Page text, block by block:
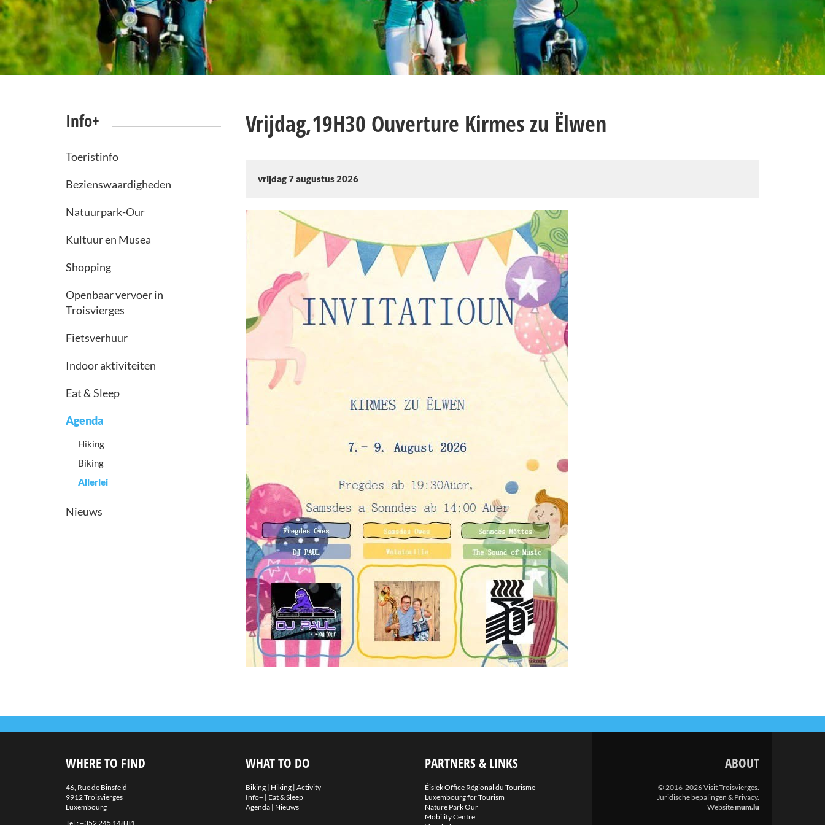
Info+
Toeristinfo
Bezienswaardigheden
Natuurpark-Our
Kultuur en Musea
Shopping
Openbaar vervoer in
Troisvierges
Fietsverhuur
Indoor aktiviteiten
Eat & Sleep
Agenda
Hiking
Biking
Allerlei
Nieuws
Vrijdag,19H30 Ouverture Kirmes zu Ëlwen
vrijdag 7 augustus 2026
WHERE TO FIND
46, Rue de Binsfeld
9912 Troisvierges
Luxembourg
Tel.:+352 245 148 81
WHAT TO DO
Biking| Hiking| Activity
Info+| Eat & Sleep
Agenda| Nieuws
PARTNERS & LINKS
Éislek Office Régional du Tourisme
Luxembourg for Tourism
Nature Park Our
Mobility Centre
ABOUT
© 2016-2026 Visit Troisvierges.
Juridische bepalingen & Privacy.
Websitemum.lu